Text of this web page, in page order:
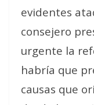
evidentes
consejero
urgente la
habría que
causas que